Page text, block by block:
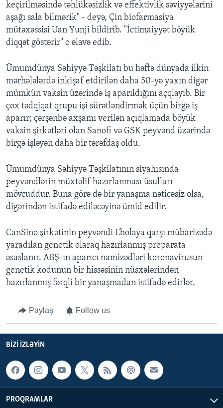
keçirilməsində təhlükəsizlik və effektivlik səviyyələrini
aşağı sala bilmərik" - deyə, Çin biofarmasiya
mütəxəssisi Uan Yunji bildirib. "İctimaiyyət böyük
diqqət göstərir" o əlavə edib.
Ümumdünya Səhiyyə Təşkilatı bu həftə dünyada ilkin
mərhələlərdə inkişaf etdirilən daha 50-yə yaxın digər
mümkün vaksin üzərində iş aparıldığını açqlayıb. Bir
çox tədqiqat qrupu işi sürətləndirmək üçün birgə iş
aparır; çərşənbə axşamı verilən açıqlamada böyük
vaksin şirkətləri olan Sanofi və GSK peyvənd üzərində
birgə işləyən daha bir tərəfdaş oldu.
Ümumdünya Səhiyyə Təşkilatının siyahısında
peyvəndlərin müxtəlif hazırlanması üsulları
mövcuddur. Buna görə də bir yanaşma nəticəsiz olsa,
digərindən istifadə ediləcəyinə ümid edilir.
CanSino şirkətinin peyvəndi Ebolaya qarşı mübarizədə
yaradılan genetik olaraq hazırlanmış preparata
əsaslanır. ABŞ-ın aparıcı namizədləri koronavirusun
genetik kodunun bir hissəsinin nüsxələrindən
hazırlanmış fərqli bir yanaşmadan istifadə edirlər.
Paylaş Follow us
BIZI IZLƏYIN
PROQRAMLAR